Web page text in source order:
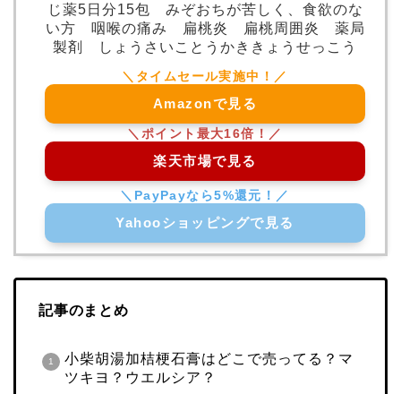
じ薬5日分15包 みぞおちが苦しく、食欲のな
い方 咽喉の痛み 扁桃炎 扁桃周囲炎 薬局
製剤 しょうさいことうかききょうせっこう
Amazonで見る
楽天市場で見る
Yahooショッピングで見る
記事のまとめ
小柴胡湯加桔梗石膏はどこで売ってる？マ
ツキヨ？ウエルシア？